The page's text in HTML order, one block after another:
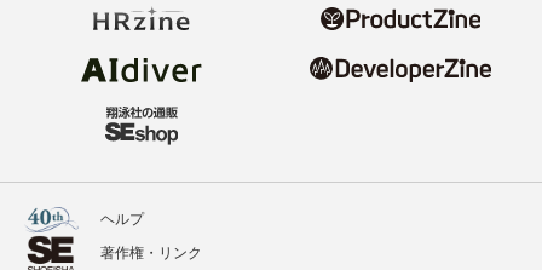
ヘルプ
著作権・リンク